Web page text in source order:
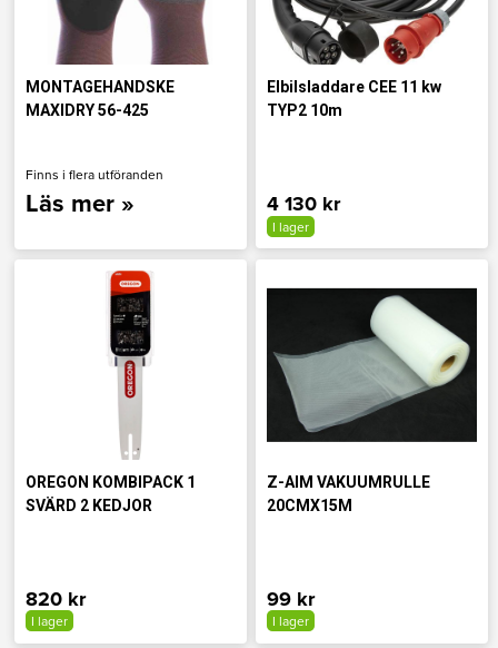
MONTAGEHANDSKE
MAXIDRY 56-425
Finns i flera utföranden
Läs mer »
Elbilsladdare CEE 11 kw
TYP2 10m
4 130 kr
I lager
OREGON KOMBIPACK 1
SVÄRD 2 KEDJOR
820 kr
I lager
Z-AIM VAKUUMRULLE
20CMX15M
99 kr
I lager